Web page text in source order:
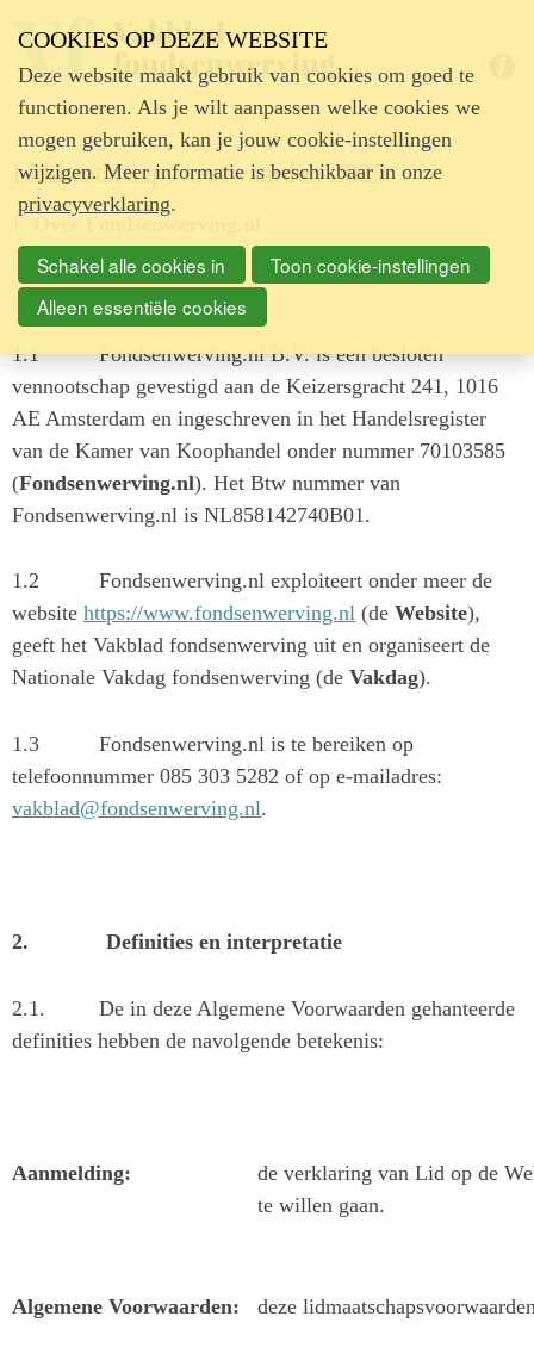
Lidmaatschapsvoorwaarden 2025
Over Fondsenwerving.nl
1.1Fondsenwerving.nl B.V. is een besloten
vennootschap gevestigd aan de Keizersgracht 241, 1016
AE Amsterdam en ingeschreven in het Handelsregister
van de Kamer van Koophandel onder nummer 70103585
(Fondsenwerving.nl). Het Btw nummer van
Fondsenwerving.nl is NL858142740B01.
1.2 Fondsenwerving.nl exploiteert onder meer de
website https://www.fondsenwerving.nl (de Website),
geeft het Vakblad fondsenwerving uit en organiseert de
Nationale Vakdag fondsenwerving (de Vakdag).
1.3 Fondsenwerving.nl is te bereiken op
telefoonnummer 085 303 5282 of op e-mailadres:
vakblad@fondsenwerving.nl.
2. Definities en interpretatie
2.1. De in deze Algemene Voorwaarden gehanteerde
definities hebben de navolgende betekenis:
Aanmelding:
de verklaring van Lid op de
te willen gaan.
Algemene Voorwaarden: deze
COOKIES OP DEZE WEBSITE
Deze website maakt gebruik van cookies om goed te
functioneren. Als je wilt aanpassen welke cookies we
mogen gebruiken, kan je jouw cookie-instellingen
wijzigen. Meer informatie is beschikbaar in onze
privacyverklaring.
Schakel alle cookies in
Toon cookie-instellingen
Alleen essentiële cookies